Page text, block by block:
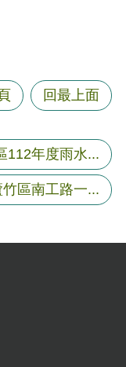
回最上面
112年度雨水...
區南工路一...